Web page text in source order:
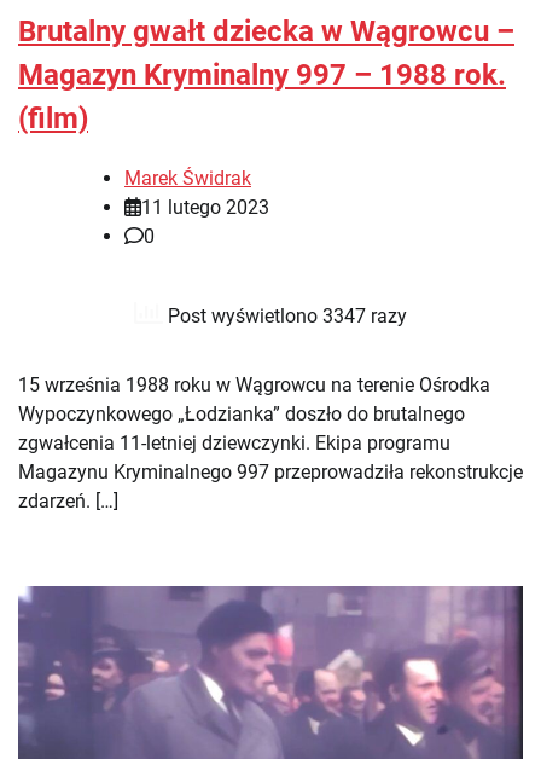
Brutalny gwałt dziecka w Wągrowcu –
Magazyn Kryminalny 997 – 1988 rok.
(film)
Marek Świdrak
11 lutego 2023
0
Post wyświetlono 3347 razy
15 września 1988 roku w Wągrowcu na terenie Ośrodka
Wypoczynkowego „Łodzianka” doszło do brutalnego
zgwałcenia 11-letniej dziewczynki. Ekipa programu
Magazynu Kryminalnego 997 przeprowadziła rekonstrukcje
zdarzeń. […]